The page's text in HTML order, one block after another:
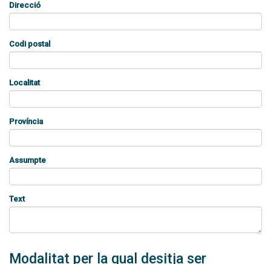
Direcció
Codi postal
Localitat
Província
Assumpte
Text
Modalitat per la qual desitja ser